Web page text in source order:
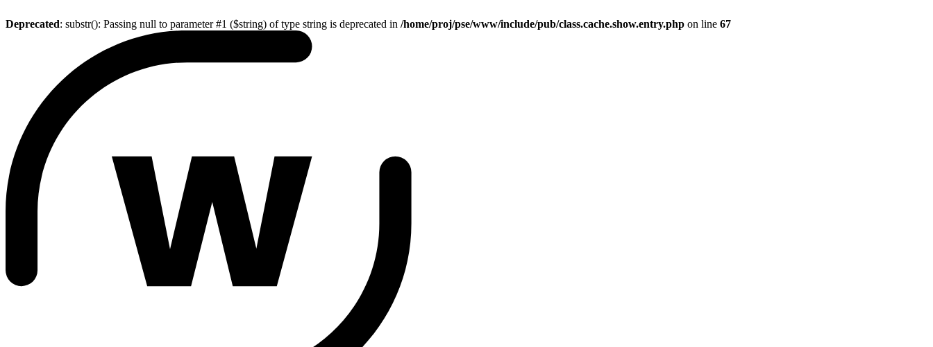
Deprecated: substr(): Passing null to parameter #1 ($string) of type string is deprecated in /home/proj/pse/www/include/pub/class.cache.show.entry.php on line 67